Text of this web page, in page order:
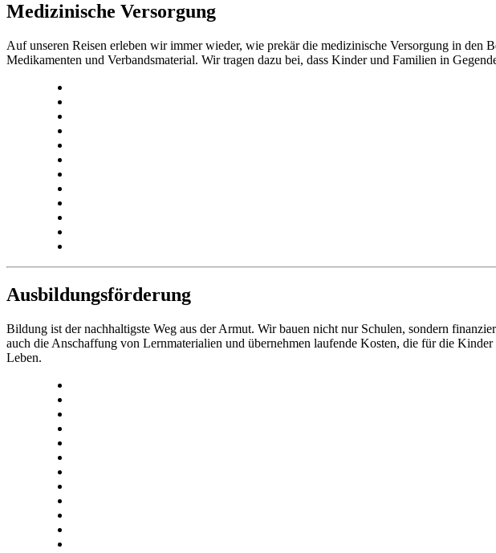
Medizinische Versorgung
Auf unseren Reisen erleben wir immer wieder, wie prekär die medizinische Versorgung in
Medikamenten und Verbandsmaterial. Wir tragen dazu bei, dass Kinder und Familien in
Ausbildungsförderung
Bildung ist der nachhaltigste Weg aus der Armut. Wir bauen nicht nur Schulen, sondern
auch die Anschaffung von Lernmaterialien und übernehmen laufende Kosten, die für die
Leben.